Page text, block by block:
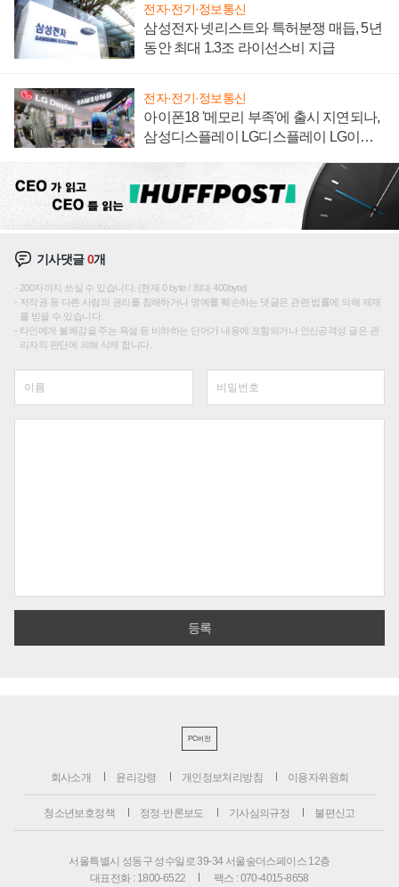
전자·전기·정보통신
삼성전자 넷리스트와 특허분쟁 매듭, 5년
동안 최대 1.3조 라이선스비 지급
전자·전기·정보통신
아이폰18 '메모리 부족'에 출시 지연되나,
삼성디스플레이 LG디스플레이 LG이노
기사댓글0개
200자까지 쓰실 수 있습니다. (현재 0 byte / 최대 400byte)
저작권 등 다른 사람의 권리를 침해하거나 명예를 훼손하는 댓글은 관련 법률에 의해 제재
를 받을 수 있습니다.
타인에게 불쾌감을 주는 욕설 등 비하하는 단어가 내용에 포함되거나 인신공격성 글은 관
리자의 판단에 의해 삭제 합니다.
PC버전
회사소개 윤리강령 개인정보처리방침 이용자위원회
청소년보호정책 정정·반론보도 기사심의규정 불편신고
서울특별시 성동구 성수일로 39-34 서울숲더스페이스 12층
대표전화 : 1800-6522
팩스 : 070-4015-8658